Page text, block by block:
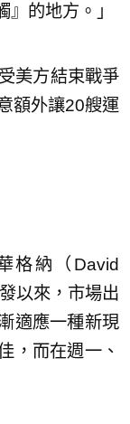
的地方。」
美方結束戰爭
額外讓20艘運
格納（David
以來，市場出
適應一種新現
，而在週一、